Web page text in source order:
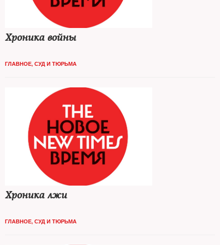
Хроника войны
ГЛАВНОЕ, СУД И ТЮРЬМА
Хроника лжи
ГЛАВНОЕ, СУД И ТЮРЬМА